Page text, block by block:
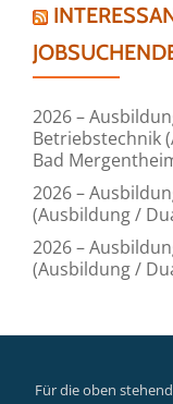
2026 –
Betriebstechnik
Bad
2026 –
(Ausbildung /
2026 –
(Ausbildung /
Für die oben